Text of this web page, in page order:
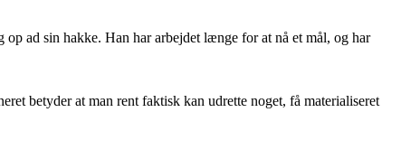
ad sin hakke. Han har arbejdet længe for at nå et mål, og har
betyder at man rent faktisk kan udrette noget, få materialiseret